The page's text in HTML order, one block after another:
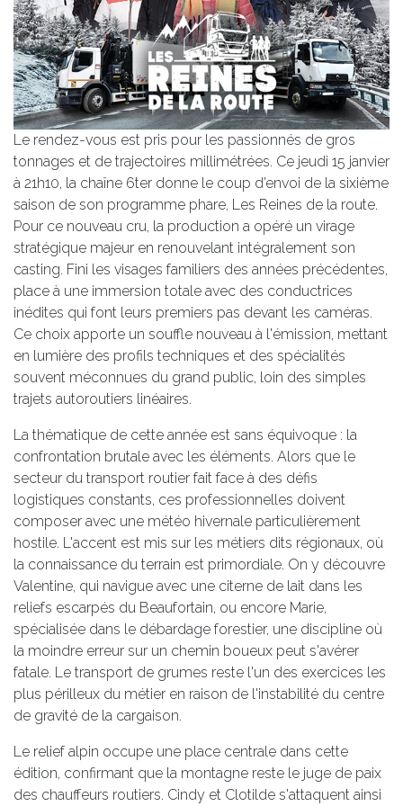
Le rendez-vous est pris pour les passionnés de gros
tonnages et de trajectoires millimétrées. Ce jeudi 15 janvier
à 21h10, la chaîne 6ter donne le coup d’envoi de la sixième
saison de son programme phare, Les Reines de la route.
Pour ce nouveau cru, la production a opéré un virage
stratégique majeur en renouvelant intégralement son
casting. Fini les visages familiers des années précédentes,
place à une immersion totale avec des conductrices
inédites qui font leurs premiers pas devant les caméras.
Ce choix apporte un souffle nouveau à l'émission, mettant
en lumière des profils techniques et des spécialités
souvent méconnues du grand public, loin des simples
trajets autoroutiers linéaires.
La thématique de cette année est sans équivoque : la
confrontation brutale avec les éléments. Alors que le
secteur du transport routier fait face à des défis
logistiques constants, ces professionnelles doivent
composer avec une météo hivernale particulièrement
hostile. L'accent est mis sur les métiers dits régionaux, où
la connaissance du terrain est primordiale. On y découvre
Valentine, qui navigue avec une citerne de lait dans les
reliefs escarpés du Beaufortain, ou encore Marie,
spécialisée dans le débardage forestier, une discipline où
la moindre erreur sur un chemin boueux peut s'avérer
fatale. Le transport de grumes reste l'un des exercices les
plus périlleux du métier en raison de l'instabilité du centre
de gravité de la cargaison.
Le relief alpin occupe une place centrale dans cette
édition, confirmant que la montagne reste le juge de paix
des chauffeurs routiers. Cindy et Clotilde s'attaquent ainsi